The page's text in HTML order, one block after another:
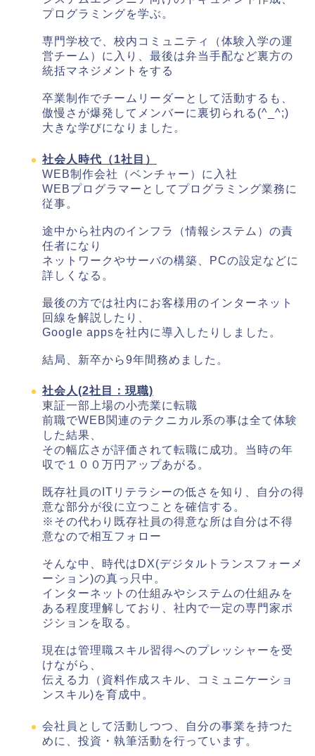
プログラミングを学ぶ。
専門学校で、校内コミュニティ（体験入学の運
営チーム）に入り、最後は弁当手配など裏方の
統括マネジメントをする
卒業制作でチームリーダーとして活動するも、
傲慢さが爆発してメンバーに裏切られる(^_^;)
大きな学びになりました。
社会人時代（1社目）
WEB制作会社（ベンチャー）に入社
WEBプログラマーとしてプログラミング業務に
従事。
途中から社内のインフラ（情報システム）の責
任者になり
ネットワークやサーバの構築、PCの設定などに
詳しくなる。
最後の方では社内にお客様用のインターネット
回線を解説したり、
Google appsを社内に導入したりしました。
結局、新卒から9年間務めました。
社会人(2社目：現職)
東証一部上場の小売業に転職
前職でWEB関連のテクニカル系の事は全て体験
した結果、
その幅広さが評価されて転職に成功。当時の年
収で１００万円アップあがる。
既存社員のITリテラシーの低さを知り、自分の得
意な部分が役に立つことを確信する。
※その代わり既存社員の得意な所は自分は不得
意なので相互フォロー
そんな中、時代はDX(デジタルトランスフォーメ
ーション)の真っ只中。
インターネットの仕組みやシステムの仕組みを
ある程度理解しており、社内で一定の専門家ポ
ジションを取る。
現在は管理職スキル習得へのプレッシャーを受
けながら、
伝える力（資料作成スキル、コミュニケーショ
ンスキル)を育成中。
会社員として活動しつつ、自分の事業を持つた
めに、投資・執筆活動を行っています。